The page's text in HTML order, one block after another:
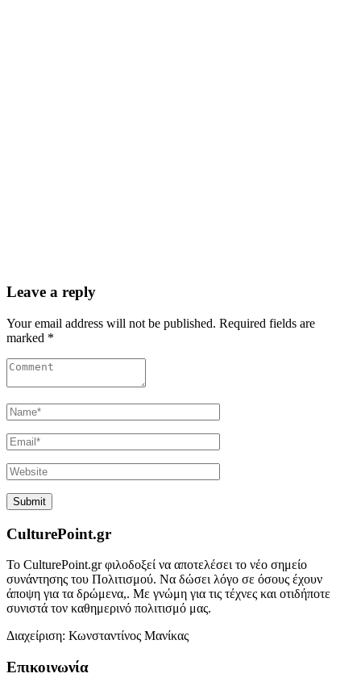
Leave a reply
Your email address will not be published. Required fields are
marked *
CulturePoint.gr
Το CulturePoint.gr φιλοδοξεί να αποτελέσει το νέο σημείο
συνάντησης του Πολιτισμού. Να δώσει λόγο σε όσους έχουν
άποψη για τα δρώμενα,. Με γνώμη για τις τέχνες και οτιδήποτε
συνιστά τον καθημερινό πολιτισμό μας.
Διαχείριση: Κωνσταντίνος Μανίκας
Επικοινωνία